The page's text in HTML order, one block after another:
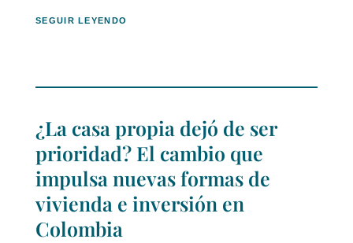
SEGUIR LEYENDO
¿La casa propia dejó de ser
prioridad? El cambio que
impulsa nuevas formas de
vivienda e inversión en
Colombia